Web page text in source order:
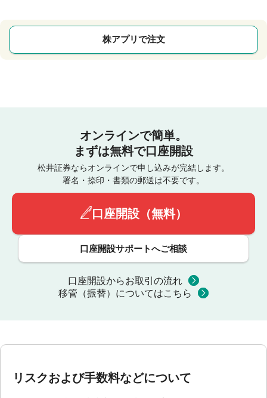
株アプリで注文
オンラインで簡単。
まずは無料で口座開設
松井証券ならオンラインで申し込みが完結します。
署名・捺印・書類の郵送は不要です。
口座開設（無料）
口座開設サポートへご相談
口座開設からお取引の流れ
移管（振替）についてはこちら
リスクおよび手数料などについて